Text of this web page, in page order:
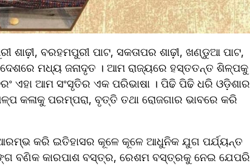
ଶାଢ଼ୀ, ବରହମପୁରୀ ପାଟ, ସକତାପର ଶାଢ଼ୀ, ଖଣ୍ଡୁଆ ପାଟ,
ମଧ୍ୟ ଜନାଦୃତ । ଆମ ରାଜ୍ୟରେ ହସ୍ତତନ୍ତ ଶିଳ୍ପକୁ
ଏହା ଆମ ସଂସୃତିର ଏକ ପରିଭାଷା । ପିଢି ପିଢି ଧରି ଓଡ଼ିଶାର
କଳାକୁ ପରମ୍ପରା, ବୃତ୍ତି ତଥା ରୋଜଗାର ଭାବରେ କରି
କରି ଇତିହାସର କୂଳେ କୂଳେ ଆଧୁନିକ ଯୁଗ ପର୍ଯ୍ୟନ୍ତ
ବଣିକ କାରପାଶ ବସ୍ତ୍ର, ରେଶମ ବସ୍ତ୍ରକୁ ନେଇ ଯେପରି